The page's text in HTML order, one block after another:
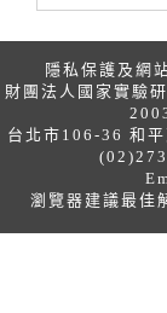
隱私保護及網
財團法人國家實驗
台北市106-36 和
瀏覽器建議最佳